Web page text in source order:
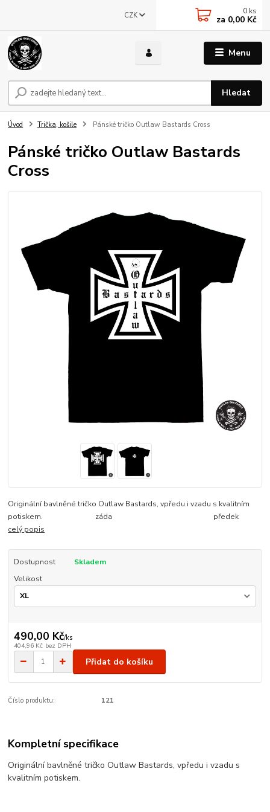
Menu
CZK
Hledat
0 ks
za 0,00 Kč
Úvod Trička, košile Pánské tričko Outlaw Bastards Cross
Pánské tričko Outlaw Bastards
Cross
Originální bavlněné tričko Outlaw Bastards, vpředu i vzadu s kvalitním
potiskem. záda předek
celý popis
Dostupnost
Skladem
Velikost
490,00 Kč/ks
404,96 Kč bez DPH
Přidat do košíku
Číslo produktu: 121
Kompletní specifikace
Originální bavlněné tričko Outlaw Bastards, vpředu i vzadu s
kvalitním potiskem.